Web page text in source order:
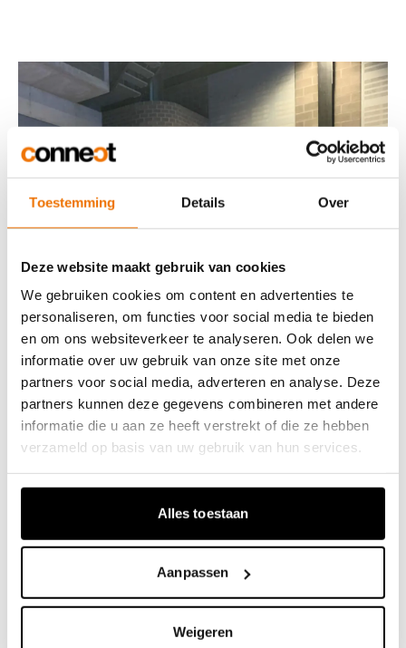
Toestemming Details Over
Deze website maakt gebruik van cookies
We gebruiken cookies om content en advertenties te
personaliseren, om functies voor social media te bieden
en om ons websiteverkeer te analyseren. Ook delen we
informatie over uw gebruik van onze site met onze
partners voor social media, adverteren en analyse. Deze
partners kunnen deze gegevens combineren met andere
informatie die u aan ze heeft verstrekt of die ze hebben
verzameld op basis van uw gebruik van hun services.
Alles toestaan
Aanpassen
Weigeren
Resultaat
Een overzichtelijke webpagina,
persberichten, duidelijke bewonersbrieven